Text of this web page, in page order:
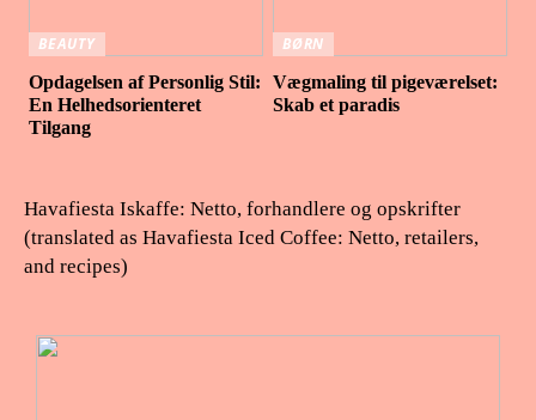
BEAUTY
Opdagelsen af Personlig Stil:
En Helhedsorienteret
Tilgang
BØRN
Vægmaling til pigeværelset:
Skab et paradis
Havafiesta Iskaffe: Netto, forhandlere og opskrifter
(translated as Havafiesta Iced Coffee: Netto, retailers,
and recipes)